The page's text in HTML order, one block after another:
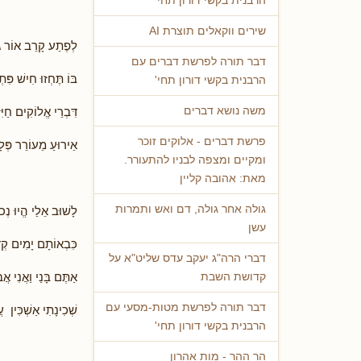
שירים ווקאלים תוצרת AI
דבר תורה לפרשת דברים עם
הרבנית בקשי דורון תחי'
משה נושא דברים
פרשת דברים - אלוקים זוכר
ומקיים ומצפה לבניו להתעורר.
מאת: אהובה קליין
גולה אחר גולה, דם ואש ותמרות
עשן
דברי הרה"ג יעקב עדס שליט"א על
קדושת השבת
דבר תורה לפרשת מטות-מסעי עם
הרבנית בקשי דורון תחי'
הר ההר - מות אהרון
לְפֶתַע קָרֵב אוֹר
בּוֹ תֶּחְזוּ חִישׁ
דִּבְרֵי אֱלוֹקִים
אֵירוּעַ מֵעוֹרֵר
לָשׁוּב אֵלַי הֱיוּ
כִּבְאוֹתָם יָמִים
אַתֶּם בָּנַי וַאֲנִי
שְׁכִינָתִי אַשְׁכִּין